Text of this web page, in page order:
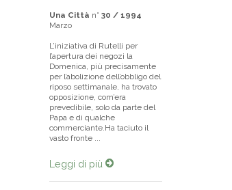
Una Città n° 30 / 1994
Marzo
L’iniziativa di Rutelli per
l’apertura dei negozi la
Domenica, più precisamente
per l’abolizione dell’obbligo del
riposo settimanale, ha trovato
opposizione, com’era
prevedibile, solo da parte del
Papa e di qualche
commerciante.Ha taciuto il
vasto fronte ...
Leggi di più